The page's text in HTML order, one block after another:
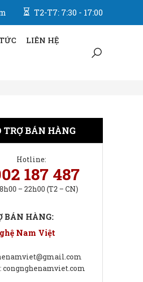
T2-T7: 7:30 - 17:00
LIÊN HỆ
TRỢ BÁN HÀNG
Hotline:
187 487
– 22h00 (T2 – CN)
BÁN HÀNG:
Nam Việt
congnghenamviet.com